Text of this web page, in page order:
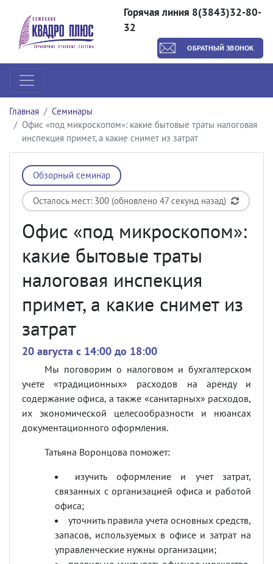
Горячая линия 8(3843)32-80-
32
ОБРАТНЫЙ ЗВОНОК
Главная
Семинары
Офис «под микроскопом»: какие бытовые траты налоговая
инспекция примет, а какие снимет из затрат
Обзорный семинар
Осталось мест: 300 (обновлено 47 секунд назад)
Офис «под микроскопом»:
какие бытовые траты
налоговая инспекция
примет, а какие снимет из
затрат
20 августа c 14:00 до 18:00
Мы поговорим о налоговом и бухгалтерском
учете «традиционных» расходов на аренду и
содержание офиса, а также «санитарных» расходов,
их экономической целесообразности и нюансах
документационного оформления.
Татьяна Воронцова поможет:
изучить оформление и учет затрат,
связанных с организацией офиса и работой
офиса;
уточнить правила учета основных средств,
запасов, используемых в офисе и затрат на
управленческие нужны организации;